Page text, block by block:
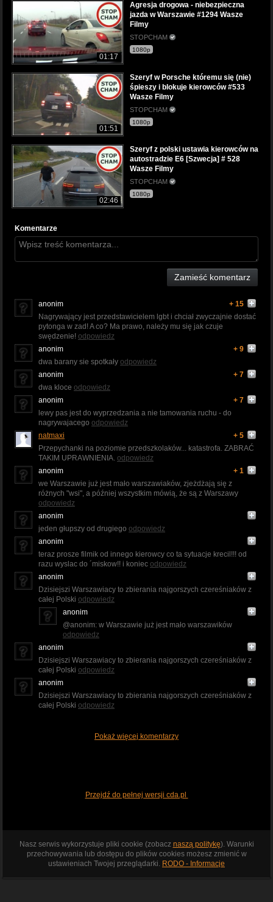
01:17
Agresja drogowa - niebezpieczna
jazda w Warszawie #1294 Wasze
Filmy
STOPCHAM
1080p
01:51
Szeryf w Porsche któremu się (nie)
śpieszy i blokuje kierowców #533
Wasze Filmy
STOPCHAM
1080p
02:46
Szeryf z polski ustawia kierowców na
autostradzie E6 [Szwecja] # 528
Wasze Filmy
STOPCHAM
1080p
Komentarze
Zamieść komentarz
anonim
+ 15
Nagrywający jest przedstawicielem lgbt i chciał zwyczajnie dostać
pytonga w zad! A co? Ma prawo, należy mu się jak czuje
swędzenie! odpowiedz
anonim
+ 9
dwa barany sie spotkały odpowiedz
anonim
+ 7
dwa kloce odpowiedz
anonim
+ 7
lewy pas jest do wyprzedzania a nie tamowania ruchu - do
nagrywajacego odpowiedz
natmaxi
+ 5
Przepychanki na poziomie przedszkolaków... katastrofa. ZABRAĆ
TAKIM UPRAWNIENIA. odpowiedz
anonim
+ 1
we Warszawie już jest mało warszawiaków, zjeżdżają się z
różnych "wsi", a później wszystkim mówią, że są z Warszawy
odpowiedz
anonim
jeden głupszy od drugiego odpowiedz
anonim
teraz prosze filmik od innego kierowcy co ta sytuacje krecil!!! od
razu wyslac do ´miskow!! i koniec odpowiedz
anonim
Dzisiejszi Warszawiacy to zbierania najgorszych czereśniaków z
całej Polski odpowiedz
anonim
@anonim: w Warszawie już jest mało warszawików
odpowiedz
anonim
Dzisiejszi Warszawiacy to zbierania najgorszych czereśniaków z
całej Polski odpowiedz
anonim
Dzisiejszi Warszawiacy to zbierania najgorszych czereśniaków z
całej Polski odpowiedz
Pokaż więcej komentarzy
Przejdź do pełnej wersji cda.pl
Nasz serwis wykorzystuje pliki cookie (zobacz naszą politykę). Warunki
przechowywania lub dostępu do plików cookies możesz zmienić w
ustawieniach Twojej przeglądarki. RODO - Informacje